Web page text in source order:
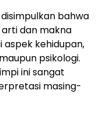
bahwa
dan makna
kehidupan,
psikologi.
ini sangat
masing-